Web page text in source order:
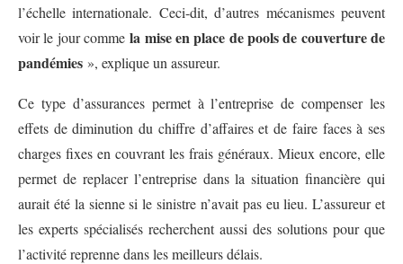
l’échelle internationale. Ceci-dit, d’autres mécanismes peuvent
voir le jour comme la mise en place de pools de couverture de
pandémies », explique un assureur.
Ce type d’assurances permet à l’entreprise de compenser les
effets de diminution du chiffre d’affaires et de faire faces à ses
charges fixes en couvrant les frais généraux. Mieux encore, elle
permet de replacer l’entreprise dans la situation financière qui
aurait été la sienne si le sinistre n’avait pas eu lieu. L’assureur et
les experts spécialisés recherchent aussi des solutions pour que
l’activité reprenne dans les meilleurs délais.